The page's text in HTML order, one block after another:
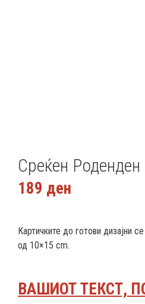
Среќен
189 ден
Картичките до готови дизајни
од 10×15 cm.
ВАШИОТ ТЕКСТ,